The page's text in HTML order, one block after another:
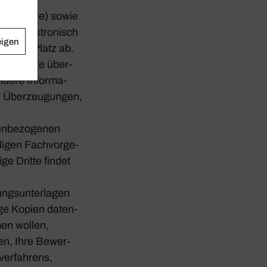
Adresse) sowie
wir elek­tro­nisch
Platz ab.
über­
Infor­ma­
Fach­vor­ge­
Dritte findet
Kopien daten­
wollen,
Ihre Bewer­